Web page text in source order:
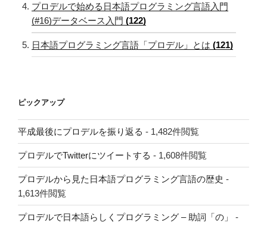
プロデルで始める日本語プログラミング言語入門
(#16)データベース入門 (122)
日本語プログラミング言語「プロデル」とは (121)
ピックアップ
平成最後にプロデルを振り返る - 1,482件閲覧
プロデルでTwitterにツイートする - 1,608件閲覧
プロデルから見た日本語プログラミング言語の歴史 -
1,613件閲覧
プロデルで日本語らしくプログラミング – 助詞「の」
-